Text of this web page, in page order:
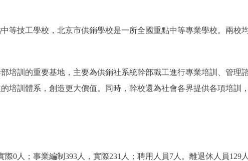
技工學校，北京市供銷學校是一所全國重點中等專業學校。兩校
訓的重要基地，主要為供銷社系統幹部職工進行專業培訓、管理
培訓體系，創造更大價值。同時，幹校還為社會各界提供各項培訓
人；事業編制393人，實際231人；聘用人員7人。離退休人員129